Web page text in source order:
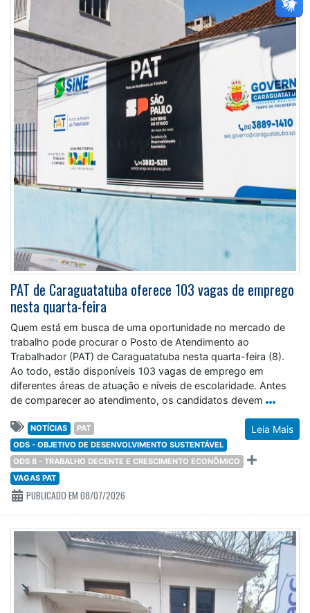
PAT de Caraguatatuba oferece 103 vagas de emprego
nesta quarta-feira
Quem está em busca de uma oportunidade no mercado de
trabalho pode procurar o Posto de Atendimento ao
Trabalhador (PAT) de Caraguatatuba nesta quarta-feira (8).
Ao todo, estão disponíveis 103 vagas de emprego em
diferentes áreas de atuação e níveis de escolaridade. Antes
de comparecer ao atendimento, os candidatos devem
Leia Mais
NOTÍCIAS
PAT
ODS - OBJETIVO DE DESENVOLVIMENTO SUSTENTÁVEL
ODS 8 - TRABALHO DECENTE E CRESCIMENTO ECONÔMICO
VAGAS PAT
PUBLICADO EM 08/07/2026